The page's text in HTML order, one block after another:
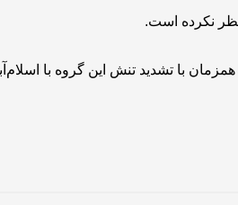
نکرده است.
با تشدید تنش این گروه با